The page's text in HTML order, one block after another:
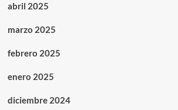
abril 2025
marzo 2025
febrero 2025
enero 2025
diciembre 2024